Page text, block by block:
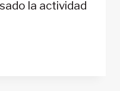
la actividad